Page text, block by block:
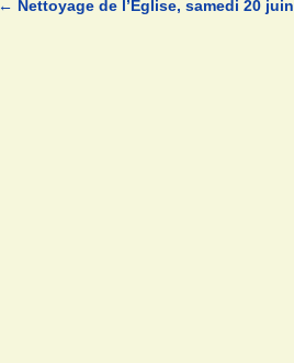
Navigation des articles
← Nettoyage de l’Église, samedi 20 juin